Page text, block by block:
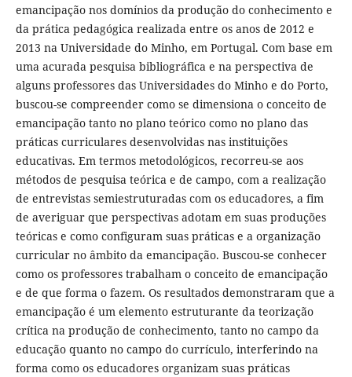
emancipação nos domínios da produção do conhecimento e
da prática pedagógica realizada entre os anos de 2012 e
2013 na Universidade do Minho, em Portugal. Com base em
uma acurada pesquisa bibliográfica e na perspectiva de
alguns professores das Universidades do Minho e do Porto,
buscou-se compreender como se dimensiona o conceito de
emancipação tanto no plano teórico como no plano das
práticas curriculares desenvolvidas nas instituições
educativas. Em termos metodológicos, recorreu-se aos
métodos de pesquisa teórica e de campo, com a realização
de entrevistas semiestruturadas com os educadores, a fim
de averiguar que perspectivas adotam em suas produções
teóricas e como configuram suas práticas e a organização
curricular no âmbito da emancipação. Buscou-se conhecer
como os professores trabalham o conceito de emancipação
e de que forma o fazem. Os resultados demonstraram que a
emancipação é um elemento estruturante da teorização
crítica na produção de conhecimento, tanto no campo da
educação quanto no campo do currículo, interferindo na
forma como os educadores organizam suas práticas